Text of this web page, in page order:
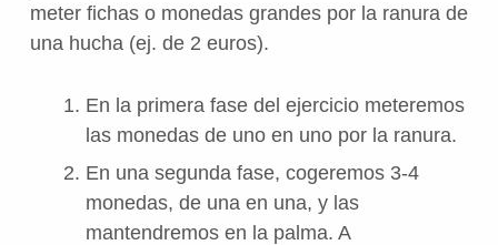
meter fichas o monedas grandes por la ranura de
una hucha (ej. de 2 euros).
En la primera fase del ejercicio meteremos
las monedas de uno en uno por la ranura.
En una segunda fase, cogeremos 3-4
monedas, de una en una, y las
mantendremos en la palma. A